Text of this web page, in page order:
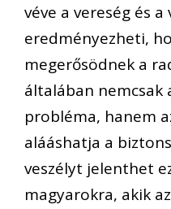
véve a vereség és
eredményezheti,
megerősödnek a
általában
probléma, hanem
alááshatja a
veszélyt jelenthet
magyarokra, akik